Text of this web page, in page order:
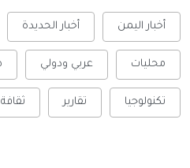
أخبار اليمن أخبار الحديدة
محليات عربي ودولي
تكنولوجيا تقارير ثقافة